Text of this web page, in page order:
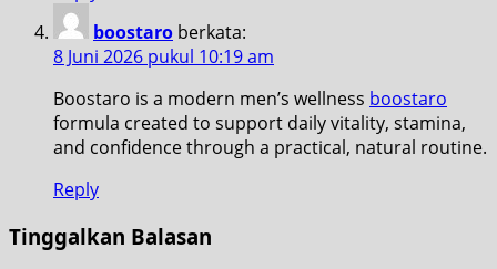
boostaro berkata:
8 Juni 2026 pukul 10:19 am
Boostaro is a modern men’s wellness boostaro
formula created to support daily vitality, stamina,
and confidence through a practical, natural routine.
Reply
Tinggalkan Balasan